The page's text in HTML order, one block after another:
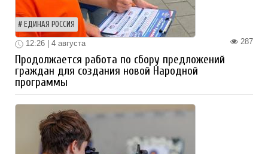
ЕДИНАЯ РОССИЯ
287
12:26 | 4 августа
Продолжается работа по сбору предложений
граждан для создания новой Народной
программы